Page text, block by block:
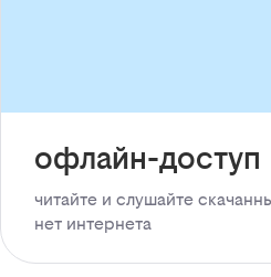
офлайн-доступ
читайте и слушайте
нет интернета